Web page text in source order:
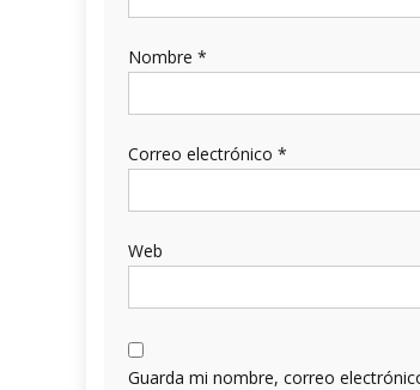
Nombre *
Correo electrónico *
Web
Guarda mi nombre, correo